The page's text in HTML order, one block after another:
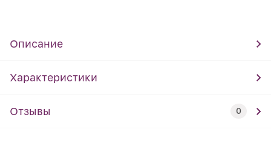
Описание
Характеристики
Отзывы 0